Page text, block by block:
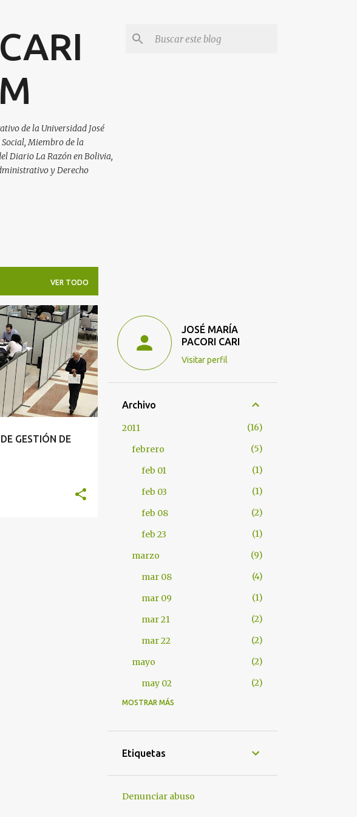
de la Universidad José
Miembro de la
Diario La Razón en Bolivia,
y Derecho
VER TODO
GESTIÓN DE
RECURSOS HUMANOS
+
JOSÉ MARÍA
PACORI CARI
Visitar perfil
Archivo
2011
16
febrero
5
feb 01
1
feb 03
1
feb 08
2
feb 23
1
marzo
9
mar 08
4
mar 09
1
mar 21
2
mar 22
2
mayo
2
may 02
2
2012
abr 17
MOSTRAR MÁS
Etiquetas
Denunciar abuso